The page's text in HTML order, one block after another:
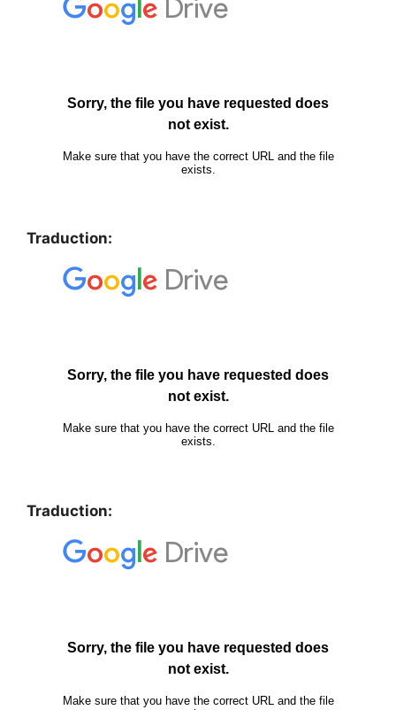
Traduction:
Traduction: